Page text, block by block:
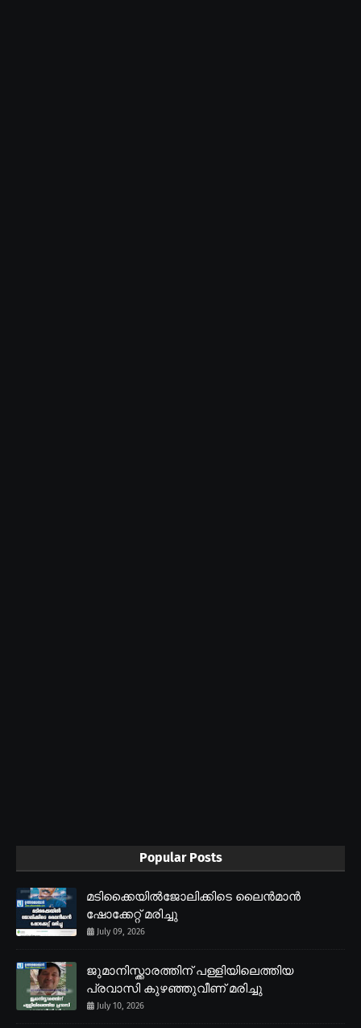
Popular Posts
മടിക്കൈയിൽജോലിക്കിടെ ലൈൻമാൻ
ഷോക്കേറ്റ് മരിച്ചു
July 09, 2026
ജുമാനിസ്ക്കാരത്തിന് പള്ളിയിലെത്തിയ
പ്രവാസി കുഴഞ്ഞുവീണ് മരിച്ചു
July 10, 2026